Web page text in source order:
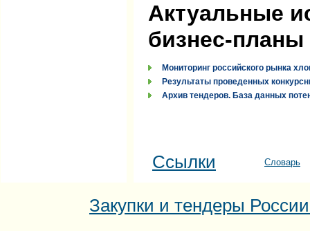
Актуальные
бизнес-планы
Мониторинг российского рынка
Результаты проведенных
Архив тендеров. База данных
Ссылки Словарь
Закупки и тендеры